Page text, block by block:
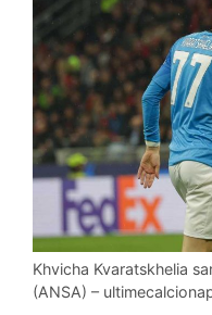
Khvicha Kvaratskhelia
(ANSA) –